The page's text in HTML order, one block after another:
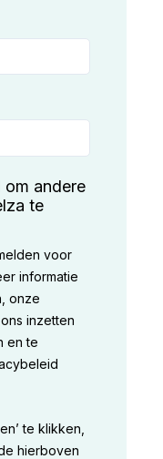
andere
te
voor
informatie
onze
inzetten
en te
te klikken,
hierboven